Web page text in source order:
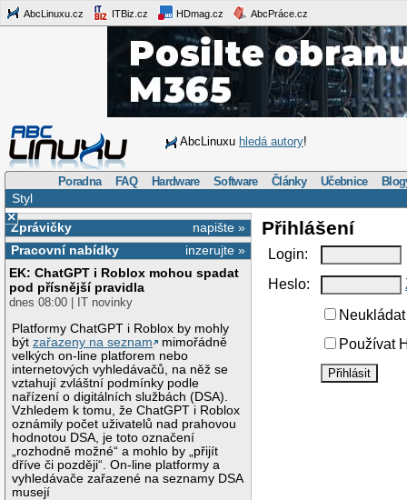
AbcLinuxu.cz ITBiz.cz HDmag.cz AbcPráce.cz
AbcLinuxu hledá autory!
Poradna FAQ Hardware Software Články Učebnice
Styl
×
napište »
Zprávičky
inzerujte »
Pracovní nabídky
EK: ChatGPT i Roblox mohou spadat
pod přísnější pravidla
dnes 08:00 | IT novinky
Platformy ChatGPT i Roblox by mohly
býtzařazeny na seznam
mimořádně
velkých on-line platforem nebo
internetových vyhledávačů, na něž se
vztahují zvláštní podmínky podle
nařízení o digitálních službách (DSA).
Vzhledem k tomu, že ChatGPT i Roblox
oznámily počet uživatelů nad prahovou
hodnotou DSA, je toto označení
„rozhodně možné“ a mohlo by „přijít
dříve či později“. On-line platformy a
vyhledávače zařazené na seznamy DSA
musejí
Přihlášení
Login:
Heslo:
Používat